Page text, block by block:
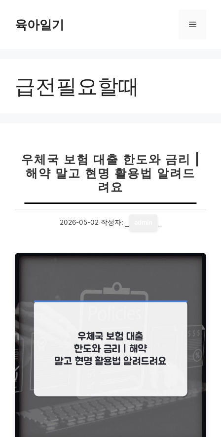
육아일기 메
급전필요할때
우체국 보험 대출 한도와 금리 |
해약 말고 현명 활용법 알려드
려요
2026-05-02 작성자: